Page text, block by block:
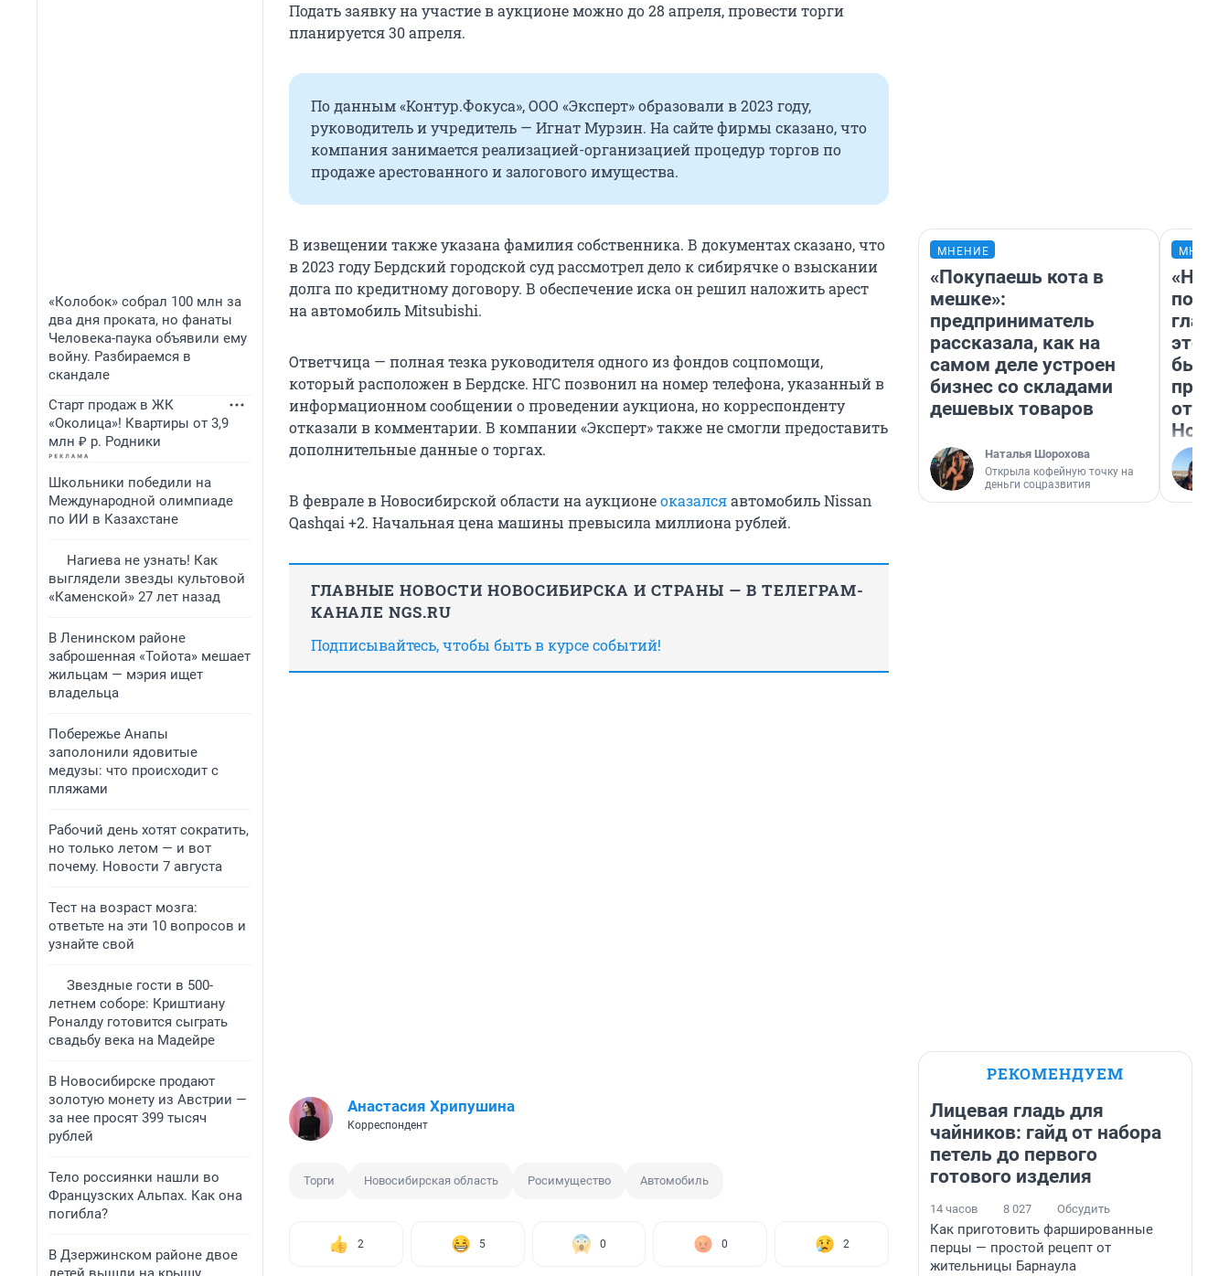
«Колобок» собрал 100 млн за
два дня проката, но фанаты
Человека-паука объявили ему
войну. Разбираемся в
скандале
Старт продаж в ЖК
«Околица»! Квартиры от 3,9
млн ₽ р. Родники
Школьники победили на
Международной олимпиаде
по ИИ в Казахстане
Нагиева не узнать! Как
выглядели звезды культовой
«Каменской» 27 лет назад
В Ленинском районе
заброшенная «Тойота» мешает
жильцам — мэрия ищет
владельца
Побережье Анапы
заполонили ядовитые
медузы: что происходит с
пляжами
Рабочий день хотят сократить,
но только летом — и вот
почему. Новости 7 августа
Тест на возраст мозга:
ответьте на эти 10 вопросов и
узнайте свой
Звездные гости в 500-
летнем соборе: Криштиану
Роналду готовится сыграть
свадьбу века на Мадейре
В Новосибирске продают
золотую монету из Австрии —
за нее просят 399 тысяч
рублей
Тело россиянки нашли во
Французских Альпах. Как она
погибла?
В Дзержинском районе двое
Подать заявку на участие в аукционе можно до 28 апреля, провести торги
планируется 30 апреля.
По данным «Контур.Фокуса», ООО «Эксперт» образовали в 2023 году,
руководитель и учредитель — Игнат Мурзин. На сайте фирмы сказано, что
компания занимается реализацией-организацией процедур торгов по
продаже арестованного и залогового имущества.
В извещении также указана фамилия собственника. В документах сказано, что
в 2023 году Бердский городской суд рассмотрел дело к сибирячке о взыскании
долга по кредитному договору. В обеспечение иска он решил наложить арест
на автомобиль Mitsubishi.
Ответчица — полная тезка руководителя одного из фондов соцпомощи,
который расположен в Бердске. НГС позвонил на номер телефона, указанный в
информационном сообщении о проведении аукциона, но корреспонденту
отказали в комментарии. В компании «Эксперт» также не смогли предоставить
дополнительные данные о торгах.
В феврале в Новосибирской области на аукционеоказалсяавтомобиль Nissan
Qashqai +2. Начальная цена машины превысила миллиона рублей.
ГЛАВНЫЕ НОВОСТИ НОВОСИБИРСКА И СТРАНЫ — В ТЕЛЕГРАМ-
КАНАЛЕ NGS.RU
Подписывайтесь, чтобы быть в курсе событий!
Анастасия Хрипушина
Корреспондент
Торги Новосибирская область Росимущество Автомобиль
2 5 0 0 2
МНЕНИЕ
«Покупаешь кота в
мешке»:
предприниматель
рассказала, как на
самом деле устроен
бизнес со складами
дешевых товаров
Наталья Шорохова
Открыла кофейную точку на
деньги соцразвития
этого
бьет
РЕКОМЕНДУЕМ
Лицевая гладь для
чайников: гайд от набора
петель до первого
готового изделия
14 часов 8 027 Обсудить
Как приготовить фаршированные
перцы — простой рецепт от
жительницы Барнаула